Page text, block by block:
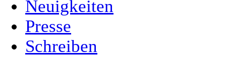
Neuigkeiten
Presse
Schreiben